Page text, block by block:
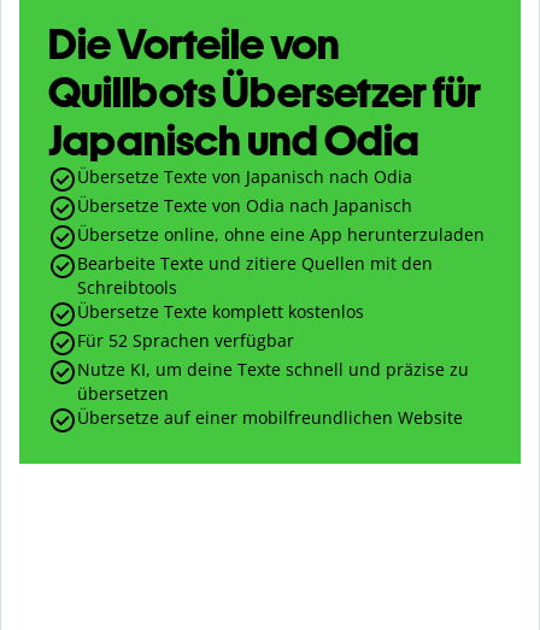
Die Vorteile von
Quillbots Übersetzer für
Japanisch und Odia
Übersetze Texte von Japanisch nach Odia
Übersetze Texte von Odia nach Japanisch
Übersetze online, ohne eine App herunterzuladen
Bearbeite Texte und zitiere Quellen mit den
Schreibtools
Übersetze Texte komplett kostenlos
Für 52 Sprachen verfügbar
Nutze KI, um deine Texte schnell und präzise zu
übersetzen
Übersetze auf einer mobilfreundlichen Website